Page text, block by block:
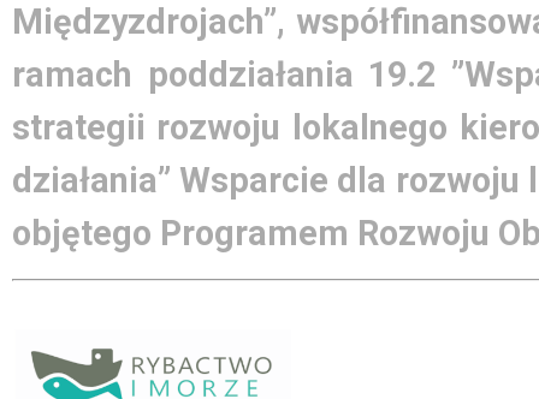
Międzyzdrojach”,
ramach poddziałania 19.2
strategii rozwoju lokalnego
działania” Wsparcie dla rozwoju
objętego Programem Rozwoju